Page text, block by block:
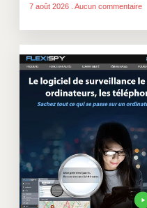
7 août 2026 Aucun commentaire